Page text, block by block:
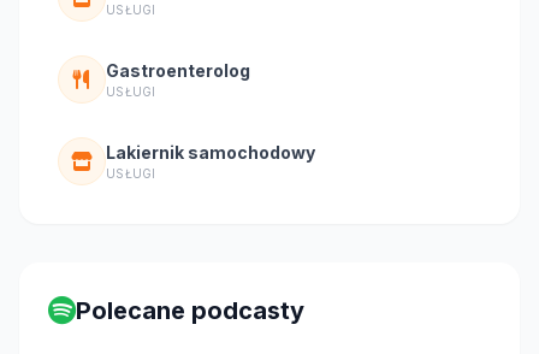
USŁUGI
Gastroenterolog
USŁUGI
Lakiernik samochodowy
USŁUGI
Polecane podcasty